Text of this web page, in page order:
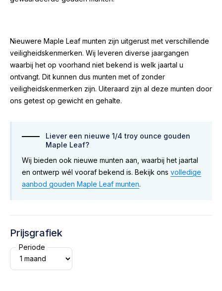
Nieuwere Maple Leaf munten zijn uitgerust met verschillende
veiligheidskenmerken. Wij leveren diverse jaargangen
waarbij het op voorhand niet bekend is welk jaartal u
ontvangt. Dit kunnen dus munten met of zonder
veiligheidskenmerken zijn. Uiteraard zijn al deze munten door
ons getest op gewicht en gehalte.
Liever een nieuwe 1/4 troy ounce gouden
Maple Leaf?
Wij bieden ook nieuwe munten aan, waarbij het jaartal
en ontwerp wél vooraf bekend is. Bekijk ons volledige
aanbod gouden Maple Leaf munten.
Prijsgrafiek
Periode